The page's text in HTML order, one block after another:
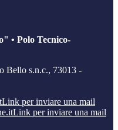
• Polo Tecnico-
Bello s.n.c., 73013 -
Link per inviare una mail
Link per inviare una mail